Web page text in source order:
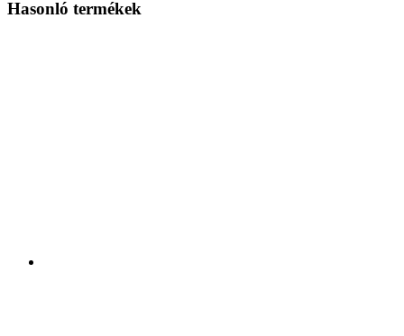
Hasonló termékek